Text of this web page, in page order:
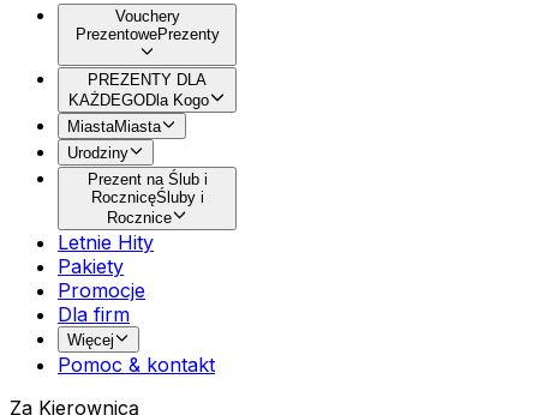
Vouchery
PrezentowePrezenty
PREZENTY DLA
KAŻDEGODla Kogo
MiastaMiasta
Urodziny
Prezent na Ślub i
RocznicęŚluby i
Rocznice
Letnie Hity
Pakiety
Promocje
Dla firm
Więcej
Pomoc & kontakt
Za Kierownicą